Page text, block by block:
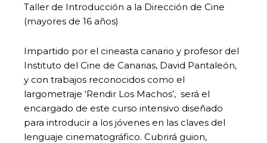
Taller de Introducción a la Dirección de Cine
(mayores de 16 años)
Impartido por el cineasta canario y profesor del
Instituto del Cine de Canarias, David Pantaleón,
y con trabajos reconocidos como el
largometraje ‘Rendir Los Machos’, será el
encargado de este curso intensivo diseñado
para introducir a los jóvenes en las claves del
lenguaje cinematográfico. Cubrirá guion,